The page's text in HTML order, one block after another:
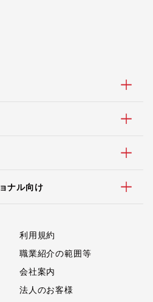
ナル向け
利用規約
職業紹介の範囲等
会社案内
法人のお客様